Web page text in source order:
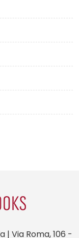
| Via Roma, 106 -